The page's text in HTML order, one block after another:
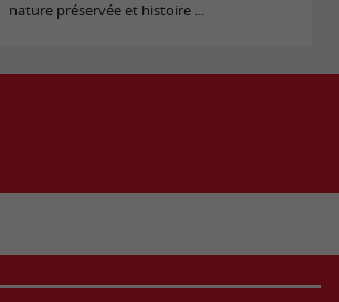
nature préservée et histoire ...